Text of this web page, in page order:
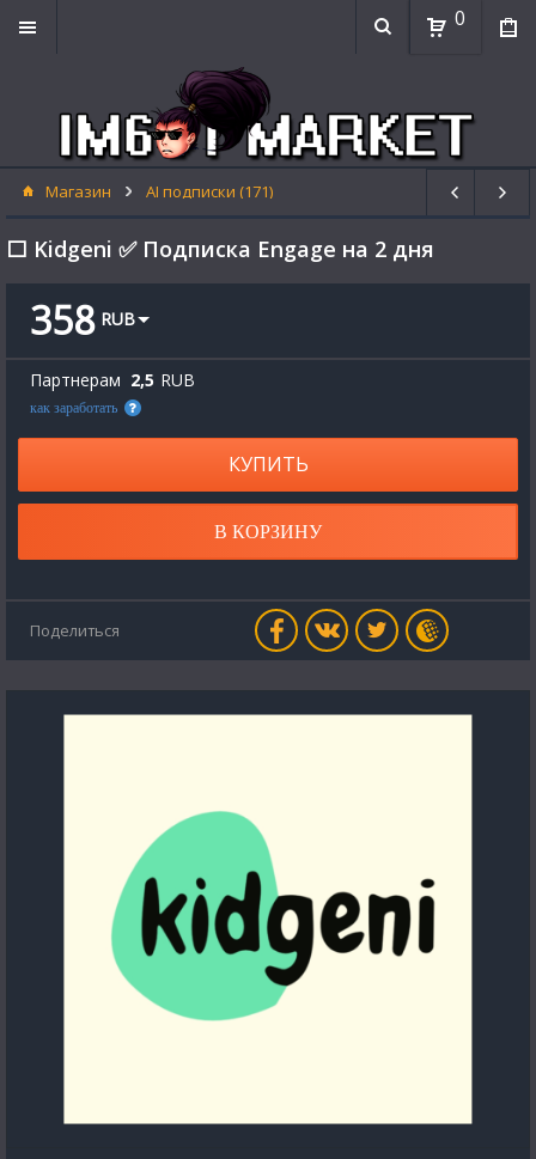
0
Магазин AI подписки (171)
⬜ Kidgeni ✅ Подписка Engage на 2 дня
358 RUB
Партнерам 2,5 RUB
как заработать
КУПИТЬ
В КОРЗИНУ
Поделиться